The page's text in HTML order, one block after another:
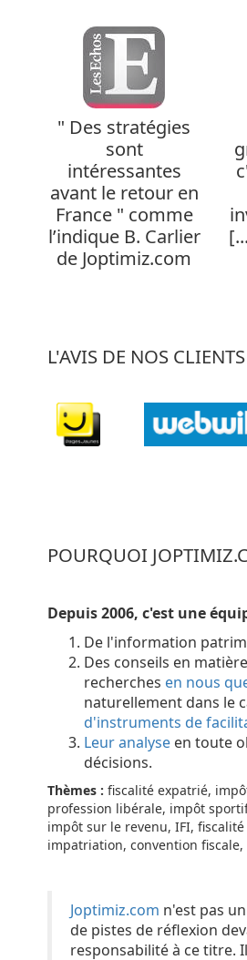
" Des stratégies
sont
intéressantes
avant le retour en
France " comme
l’indique B. Carlier
de Joptimiz.com
L'AVIS DE NOS CLIENTS
POURQUOI
Depuis 2006, c'est une
De l'information
Des conseils en
recherches en nous
naturellement dans le
d'instruments de
Leur analyse en toute
décisions.
Thèmes : fiscalité expatrié,
profession libérale, impôt
impôt sur le revenu, IFI,
impatriation, convention
Joptimiz.com n'est pas
de pistes de réflexion
responsabilité à ce titre.